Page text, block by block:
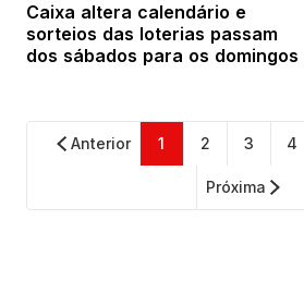
Caixa altera calendário e
sorteios das loterias passam
dos sábados para os domingos
Anterior 1 2 3 4
Próxima